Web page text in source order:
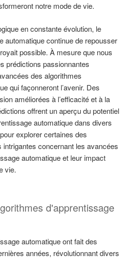
notre mode de vie.
en constante évolution, le
automatique continue de repousser
possible. À mesure que nous
prédictions passionnantes
des algorithmes
qui façonneront l’avenir. Des
améliorées à l’efficacité et à la
offrent un aperçu du potentiel
automatique dans divers
explorer certaines des
concernant les avancées
automatique et leur impact
vie.
d'apprentissage
automatique ont fait des
années, révolutionnant divers